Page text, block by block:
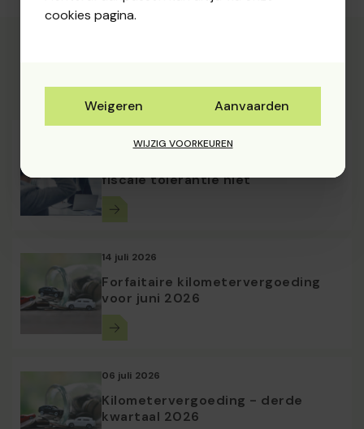
16 juli 2026
fiscale tolerantie niet
14 juli 2026
Forfaitaire kilometervergoeding
voor juni 2026
06 juli 2026
Kilometervergoeding - derde
kwartaal 2026
cookies pagina.
Weigeren Aanvaarden
WIJZIG VOORKEUREN